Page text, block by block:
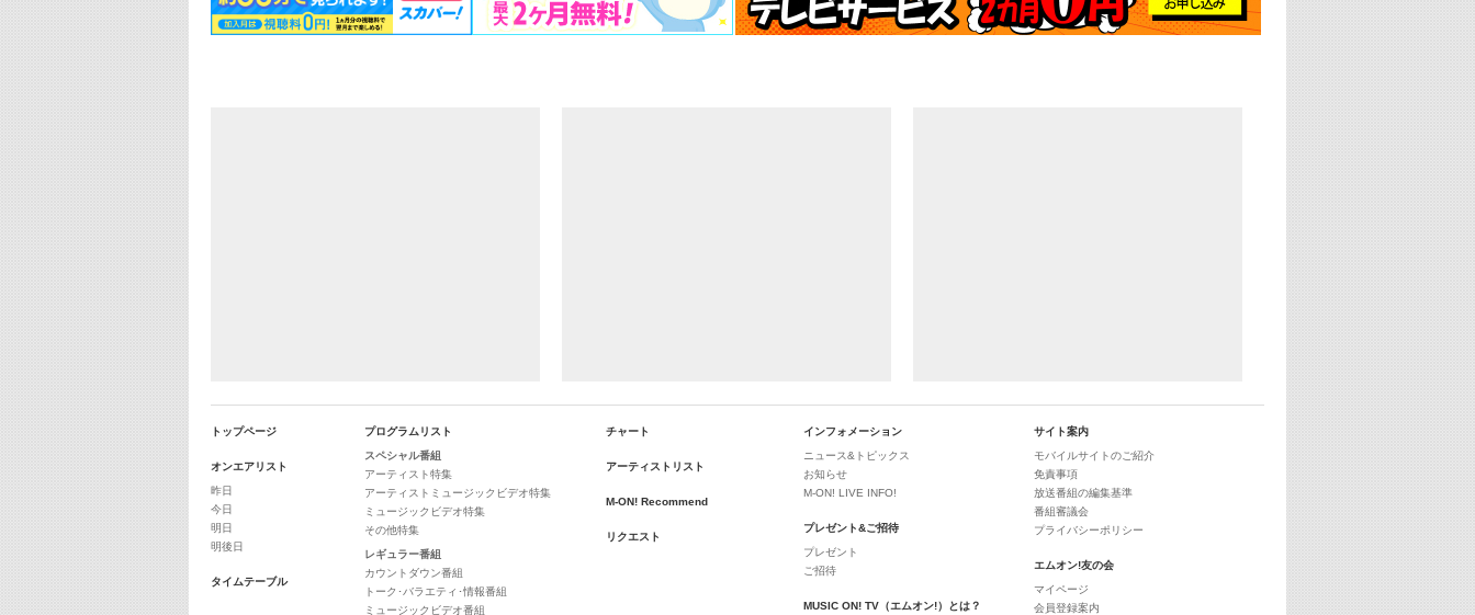
23:00
トップページ
オンエアリスト
昨日
今日
明日
明後日
タイムテーブル
プログラムリスト
スペシャル番組
アーティスト特集
アーティストミュージックビデオ特集
ミュージックビデオ特集
その他特集
レギュラー番組
カウントダウン番組
トーク･バラエティ･情報番組
ミュージックビデオ番組
チャート
アーティストリスト
M-ON! Recommend
リクエスト
インフォメーション
ニュース&トピックス
お知らせ
M-ON! LIVE INFO!
プレゼント&ご招待
プレゼント
ご招待
MUSIC ON! TV（エムオン!）とは？
サイト案内
モバイルサイトのご紹介
免責事項
放送番組の編集基準
番組審議会
プライバシーポリシー
エムオン!友の会
マイページ
会員登録案内